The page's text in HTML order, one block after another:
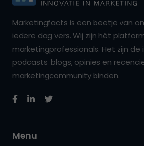
Marketingfacts is een beetje van
iedere dag vers. Wij zijn hét
marketingprofessionals. Het zijn de
podcasts, blogs, opinies en
marketingcommunity binden.
Menu